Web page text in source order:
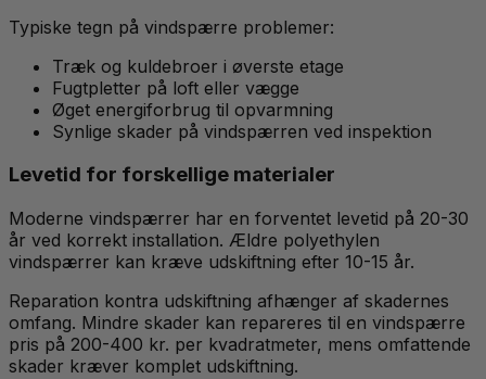
Typiske tegn på vindspærre problemer:
Træk og kuldebroer i øverste etage
Fugtpletter på loft eller vægge
Øget energiforbrug til opvarmning
Synlige skader på vindspærren ved inspektion
Levetid for forskellige materialer
Moderne vindspærrer har en forventet levetid på 20-30
år ved korrekt installation. Ældre polyethylen
vindspærrer kan kræve udskiftning efter 10-15 år.
Reparation kontra udskiftning afhænger af skadernes
omfang. Mindre skader kan repareres til en vindspærre
pris på 200-400 kr. per kvadratmeter, mens omfattende
skader kræver komplet udskiftning.